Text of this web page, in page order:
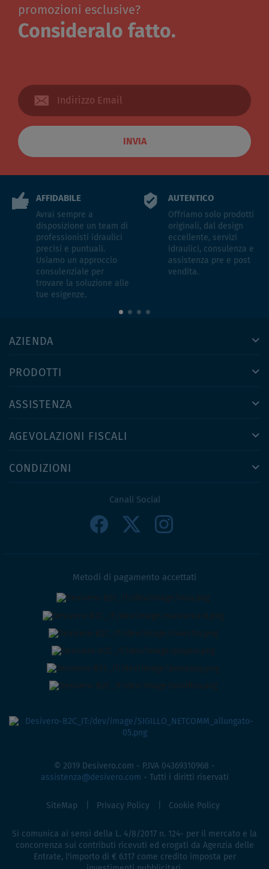
promozioni esclusive?
Consideralo fatto.
INVIA
AFFIDABILE
Avrai sempre a
disposizione un team di
professionisti idraulici
precisi e puntuali.
Usiamo un approccio
consulenziale per
trovare la soluzione alle
tue esigenze.
AUTENTICO
Offriamo solo prodotti
originali, dal design
eccellente, servizi
idraulici, consulenza e
assistenza pre e post
vendita.
AZIENDA
PRODOTTI
ASSISTENZA
AGEVOLAZIONI FISCALI
CONDIZIONI
Canali Social
Metodi di pagamento accettati
© 2019 Desivero.com - P.IVA 04369310968 -
assistenza@desivero.com - Tutti i diritti riservati
SiteMap Privacy Policy Cookie Policy
Si comunica ai sensi della L. 4/8/2017 n. 124- per il mercato e la
concorrenza sui contributi ricevuti ed erogati da Agenzia delle
Entrate, l'importo di € 6.117 come credito imposta per